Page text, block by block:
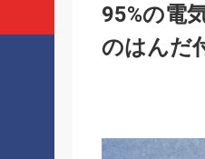
95%の電
のはんだ